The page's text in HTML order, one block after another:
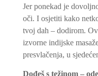
Jer ponekad je
oči. I osjetiti kako
tvoj dah – dodirom.
izvorne indijske
presvlačenja, u
Dođeš s težinom –